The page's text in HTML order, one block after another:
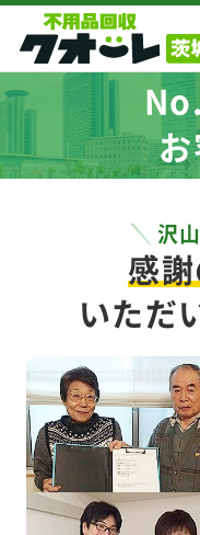
沢
感
いただ